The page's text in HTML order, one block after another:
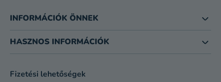
INFORMÁCIÓK ÖNNEK
HASZNOS INFORMÁCIÓK
Fizetési lehetőségek